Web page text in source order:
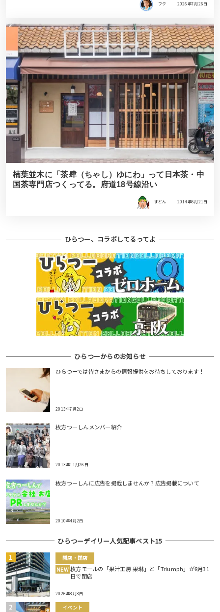
フク 2026年7月26日
楠葉並木に「茶肆（ちゃし）ゆにわ」って日本茶・中
国茶専門店つくってる。府道18号線沿い
すどん 2014年6月21日
ひらつー、コラボしてるってよ
ひらつーからのお知らせ
ひらつーでは皆さまからの情報提供をお待ちしております！
2013年7月2日
枚方つーしんメンバー紹介
2013年11月26日
枚方つーしんに広告を掲載しませんか？広告掲載について
2010年4月2日
ひらつーデイリー人気記事ベスト15
開店・閉店
NEW 枚方モールの「果汁工房 果琳」と「Triumph」が8月31
日で閉店
2026年8月8日
イベント